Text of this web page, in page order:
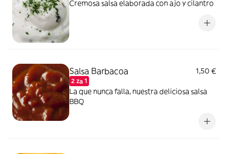
Cremosa salsa elaborada con ajo y cilantro
Salsa Barbacoa
2 za 1
1,50 €
La que nunca falla, nuestra deliciosa salsa
BBQ